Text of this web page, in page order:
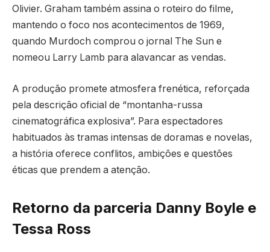
Olivier. Graham também assina o roteiro do filme,
mantendo o foco nos acontecimentos de 1969,
quando Murdoch comprou o jornal The Sun e
nomeou Larry Lamb para alavancar as vendas.
A produção promete atmosfera frenética, reforçada
pela descrição oficial de “montanha-russa
cinematográfica explosiva”. Para espectadores
habituados às tramas intensas de doramas e novelas,
a história oferece conflitos, ambições e questões
éticas que prendem a atenção.
Retorno da parceria Danny Boyle e
Tessa Ross